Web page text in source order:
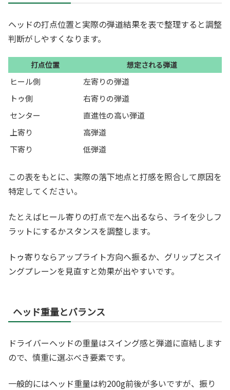
ヘッドの打点位置と実際の弾道結果を表で整理すると調整
判断がしやすくなります。
打点位置 想定される弾道
ヒール側
左寄りの弾道
トゥ側
右寄りの弾道
センター
直進性の高い弾道
上寄り
高弾道
下寄り
低弾道
この表をもとに、実際の落下地点と打感を照合して原因を
特定してください。
たとえばヒール寄りの打点で左へ出るなら、ライを少しフ
ラットにするかスタンスを調整します。
トゥ寄りならアップライト方向へ振るか、グリップとスイ
ングプレーンを見直すと効果が出やすいです。
ヘッド重量とバランス
ドライバーヘッドの重量はスイング感と弾道に直結します
ので、慎重に選ぶべき要素です。
一般的にはヘッド重量は約200g前後が多いですが、振り